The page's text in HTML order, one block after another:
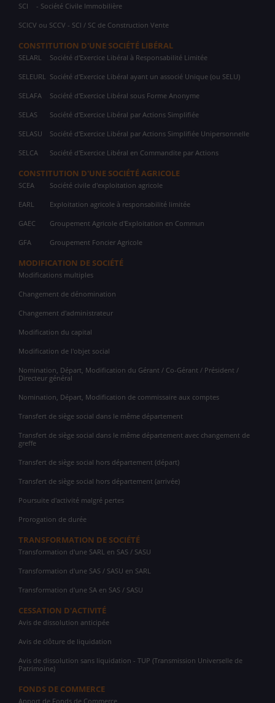
SCI - Société Civile Immobilière
SCICV ou SCCV - SCI / SC de Construction Vente
CONSTITUTION D'UNE SOCIÉTÉ LIBÉRAL
SELARL Société d'Exercice Libéral à Responsabilité Limitée
SELEURL Société d'Exercice Libéral ayant un associé Unique (ou SELU)
SELAFA Société d'Exercice Libéral sous Forme Anonyme
SELAS Société d'Exercice Libéral par Actions Simplifiée
SELASU Société d'Exercice Libéral par Actions Simplifiée Unipersonnelle
SELCA Société d'Exercice Libéral en Commandite par Actions
CONSTITUTION D'UNE SOCIÉTÉ AGRICOLE
SCEA Société civile d'exploitation agricole
EARL Exploitation agricole à responsabilité limitée
GAEC Groupement Agricole d'Exploitation en Commun
GFA Groupement Foncier Agricole
MODIFICATION DE SOCIÉTÉ
Modifications multiples
Changement de dénomination
Changement d'administrateur
Modification du capital
Modification de l'objet social
Nomination, Départ, Modification du Gérant / Co-Gérant / Président /
Directeur général
Nomination, Départ, Modification de commissaire aux comptes
Transfert de siège social dans le même département
Transfert de siège social dans le même département avec changement de
greffe
Transfert de siège social hors département (départ)
Transfert de siège social hors département (arrivée)
Poursuite d'activité malgré pertes
Prorogation de durée
TRANSFORMATION DE SOCIÉTÉ
Transformation d'une SARL en SAS / SASU
Transformation d'une SAS / SASU en SARL
Transformation d'une SA en SAS / SASU
CESSATION D'ACTIVITÉ
Avis de dissolution anticipée
Avis de clôture de liquidation
Avis de dissolution sans liquidation - TUP (Transmission Universelle de
Patrimoine)
FONDS DE COMMERCE
Apport de Fonds de Commerce